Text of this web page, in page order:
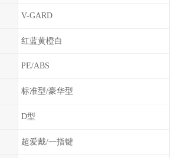
V-GARD
红蓝黄橙白
PE/ABS
标准型/豪华型
D型
超爱戴/一指键